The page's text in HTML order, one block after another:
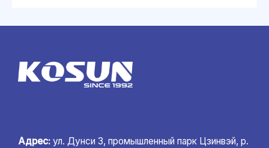
Адрес: ул. Дунси 3, промышленный парк Цзинвэй, р.